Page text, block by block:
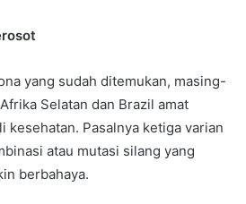
yang sudah ditemukan, masing-
Selatan dan Brazil amat
kesehatan. Pasalnya ketiga varian
atau mutasi silang yang
berbahaya.